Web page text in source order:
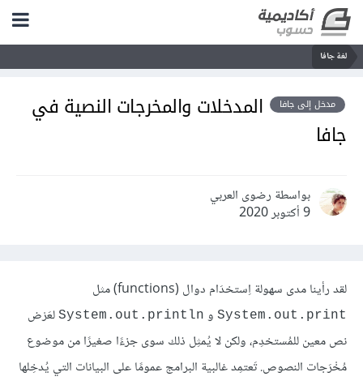
لغة جافا
مدخل إلى جافا
المدخلات والمخرجات النصية في
جافا
بواسطة رضوى العربي
9 أكتوبر 2020
لقد رأينا مدى سهولة اِستخدَام دوال (functions) مثل
System.out.print و System.out.println لعَرْض
نص معين للمُستخدِم، ولكن لا يُمثِل ذلك سوى جزءًا صغيرًا من موضوع
مُخْرَجات النصوص. تَعتمِد غالبية البرامج عمومًا على البيانات التي يُدخِلها